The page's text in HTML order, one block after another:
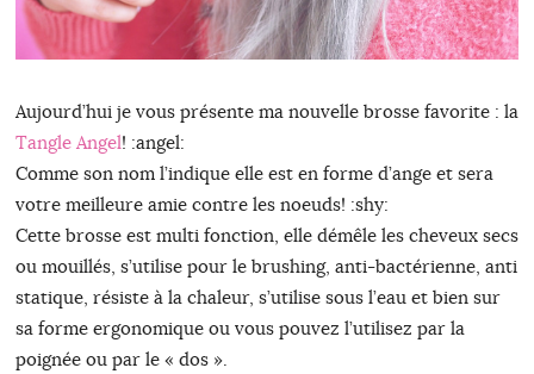
Aujourd’hui je vous présente ma nouvelle brosse favorite : la
Tangle Angel! :angel:
Comme son nom l’indique elle est en forme d’ange et sera
votre meilleure amie contre les noeuds! :shy:
Cette brosse est multi fonction, elle démêle les cheveux secs
ou mouillés, s’utilise pour le brushing, anti-bactérienne, anti
statique, résiste à la chaleur, s’utilise sous l’eau et bien sur
sa forme ergonomique ou vous pouvez l’utilisez par la
poignée ou par le « dos ».